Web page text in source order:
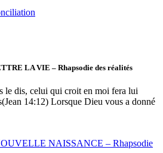
LA VIE – Rhapsodie des réalités
le dis, celui qui croit en moi fera lui
14:12) Lorsque Dieu vous a donné